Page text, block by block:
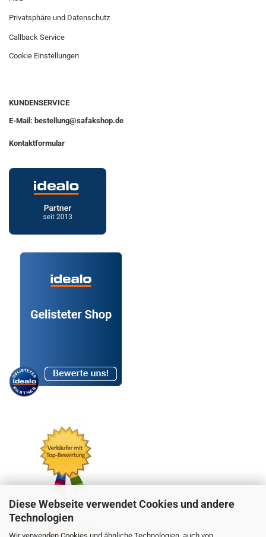
Diese Webseite verwendet Cookies und andere
Technologien
Wir verwenden Cookies und ähnliche Technologien, auch von
Privatsphäre und Datenschutz
Callback Service
Cookie Einstellungen
KUNDENSERVICE
E-Mail: bestellung@safakshop.de
Kontaktformular